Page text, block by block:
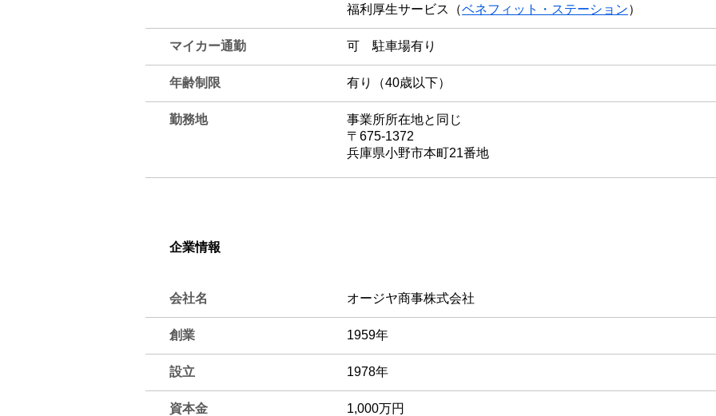
​福利厚生サービス（ベネフィット・ステーション）
マイカー通勤 可 駐車場有り
年齢制限 有り（40歳以下）
勤務地
事業所所在地と同じ
〒675-1372
​兵庫県小野市本町21番地
企業情報
会社名 オージヤ商事株式会社
創業 1959年
設立 1978年
資本金 1,000万円